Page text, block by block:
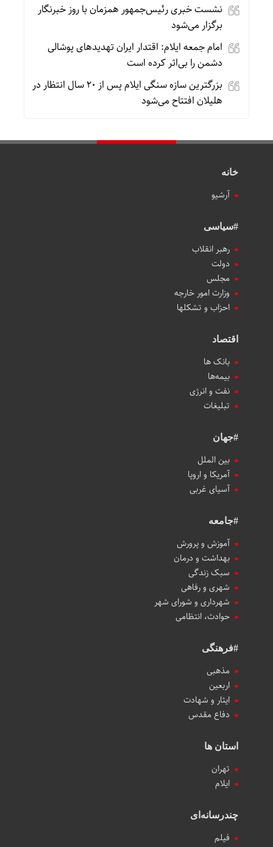
نشست خبری رئیس‌جمهور همزمان با روز خبرنگار
برگزار می‌شود
امام جمعه ایلام: اقتدار ایران تهدیدهای پوشالی
دشمن را بی‌اثر کرده است
بزرگترین سازه سنگی ایلام پس از ۲۰ سال انتظار در
هلیلان افتتاح می‌شود
خانه
آرشیو
#سیاسی
رهبر انقلاب
دولت
مجلس
وزارت امور خارجه
احزاب و تشکلها
اقتصاد
بانک ها
بیمه‌ها
نفت و انرژی
تبلیغات
#جهان
بین الملل
آمریکا و اروپا
آسیای غربی
#جامعه
آموزش و پرورش
بهداشت و درمان
سبک زندگی
شهری و رفاهی
شهرداری و شورای شهر
حوادث، انتظامی
#فرهنگی
مذهبی
اربعین
ایثار و شهادت
دفاع مقدس
استان ها
تهران
ایلام
چندرسانه‌ای
فیلم